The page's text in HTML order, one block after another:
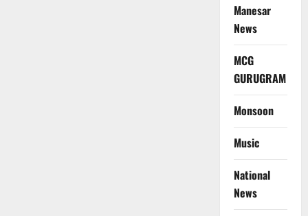
Manesar
News
MCG
GURUGRAM
Monsoon
Music
National
News